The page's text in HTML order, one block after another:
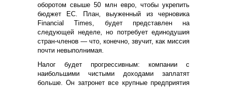
оборотом свыше 50 млн евро, чтобы укрепить
бюджет ЕС. План, выуженный из черновика
Financial Times, будет представлен на
следующей неделе, но потребует единодушия
стран-членов — что, конечно, звучит, как миссия
почти невыполнимая.
Налог будет прогрессивным: компании с
наибольшими чистыми доходами заплатят
больше. Он затронет все крупные предприятия